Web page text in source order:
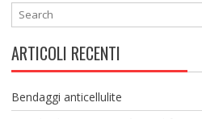
ARTICOLI RECENTI
Bendaggi anticellulite